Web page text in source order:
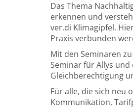
Das Thema
erkennen und
ver.di Klimagipfel.
Praxis verbunden
Mit den Seminaren
Seminar für Allys
Gleichberechtigung
Für alle, die sich neu
Kommunikation,